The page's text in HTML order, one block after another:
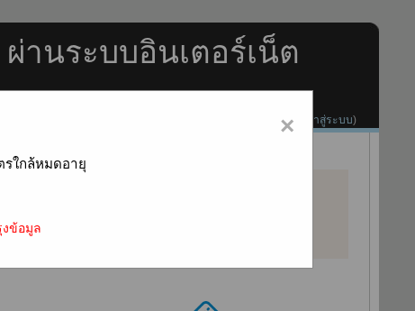
านระบบอินเตอร์เน็ต
คุณยังไม่ได้เข้าสู่ระบบค่ะ ( เข้าสู่ระบบ)
×
รใกล้หมดอายุ
งข้อมูล